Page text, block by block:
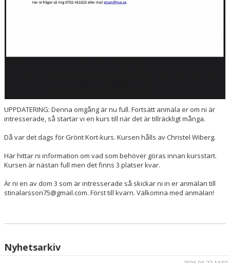
UPPDATERING: Denna omgång är nu full. Fortsätt anmäla er om ni är
intresserade, så startar vi en kurs till när det är tillräckligt många.
Då var det dags för Grönt Kort-kurs. Kursen hålls av Christel Wiberg.
Här hittar ni information om vad som behöver göras innan kursstart.
Kursen är nästan full men det finns 3 platser kvar.
Är ni en av dom 3 som är intresserade så skickar ni in er anmälan till
stinalarsson75@gmail.com. Först till kvarn. Välkomna med anmälan!
Nyhetsarkiv